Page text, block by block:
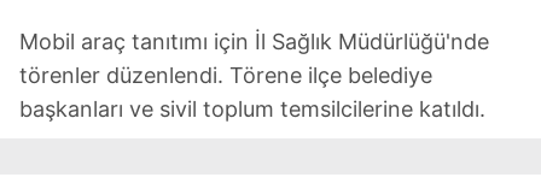
Mobil araç tanıtımı için İl Sağlık Müdürlüğü'nde
törenler düzenlendi. Törene ilçe belediye
başkanları ve sivil toplum temsilcilerine katıldı.